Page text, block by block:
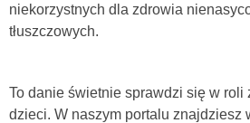
niekorzystnych dla zdrowia
tłuszczowych.
To danie świetnie sprawdzi się w roli
dzieci. W naszym portalu znajdziesz